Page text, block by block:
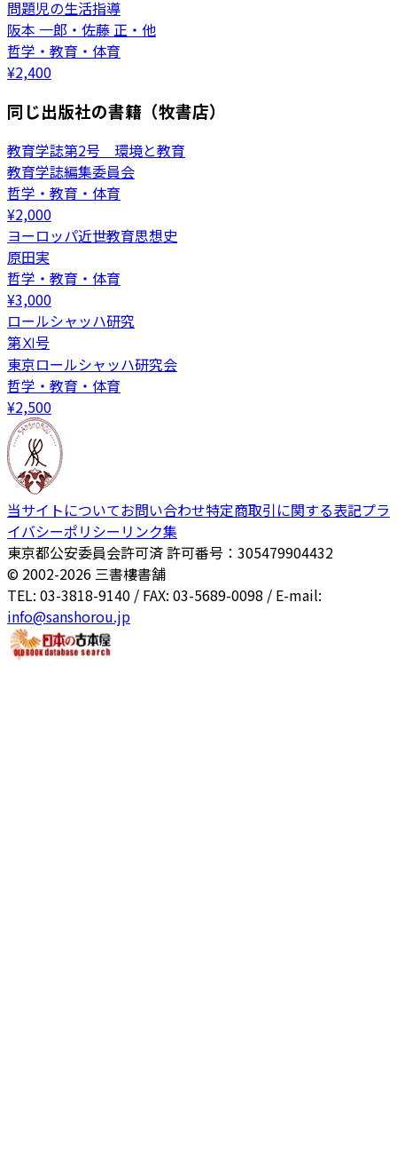
問題児の生活指導
阪本 一郎・佐藤 正・他
哲学・教育・体育
¥2,400
同じ出版社の書籍（牧書店）
教育学誌第2号 環境と教育
教育学誌編集委員会
哲学・教育・体育
¥2,000
ヨーロッパ近世教育思想史
原田実
哲学・教育・体育
¥3,000
ロールシャッハ研究
第Ⅺ号
東京ロールシャッハ研究会
哲学・教育・体育
¥2,500
当サイトについてお問い合わせ特定商取引に関する表記プラ
イバシーポリシー リンク集
東京都公安委員会許可済 許可番号：305479904432
© 2002-2026 三書樓書舗
TEL: 03-3818-9140 / FAX: 03-5689-0098 / E-mail:
info@sanshorou.jp